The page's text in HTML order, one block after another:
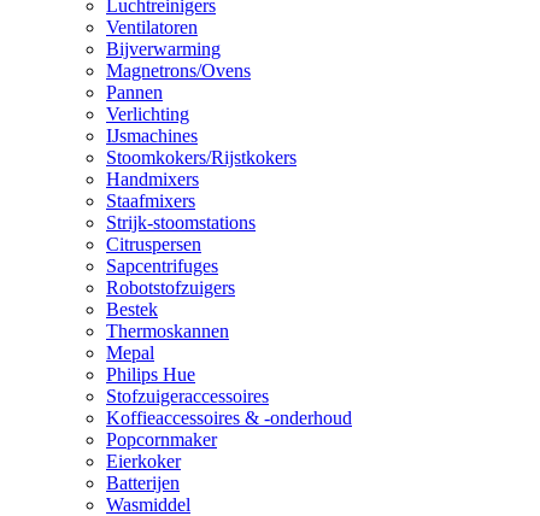
Luchtreinigers
Ventilatoren
Bijverwarming
Magnetrons/Ovens
Pannen
Verlichting
IJsmachines
Stoomkokers/Rijstkokers
Handmixers
Staafmixers
Strijk-stoomstations
Citruspersen
Sapcentrifuges
Robotstofzuigers
Bestek
Thermoskannen
Mepal
Philips Hue
Stofzuigeraccessoires
Koffieaccessoires & -onderhoud
Popcornmaker
Eierkoker
Batterijen
Wasmiddel